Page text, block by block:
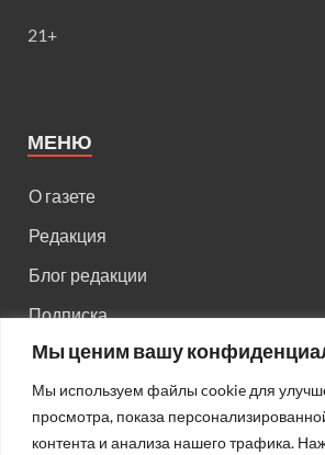
Мы ценим вашу
Мы используем файлы cookie для
просмотра, показа
контента и анализа нашего трафика.
21+
МЕНЮ
О газете
Редакция
Блог редакции
Подписка
Правила поведения на сайте
Реклама
Старый сайт